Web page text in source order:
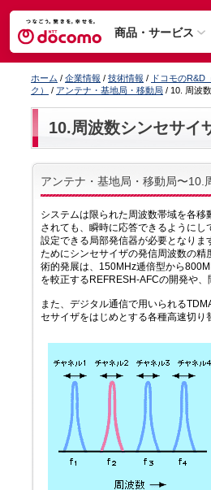
商品・サービス
ホーム / 企業情報 / 技術情報 / ドコモのR&D
ク）
/ アンテナ・基地局・移動局 / 10. 周波
10.周波数シンセサイ
アンテナ・基地局・移動局〜10.
システムは限られた周波数帯域を各
されても、瞬時に応答できるように
設定できる局部発信器が必要となり
ためにシンセサイザの発信周波数の
術的発展は、150MHz逓倍型から
を較正するREFRESH‐AFCの開発や
また、デジタル通信で用いられる
セサイザをはじめとする各種高速切